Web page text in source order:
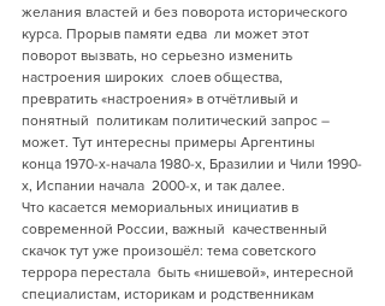
желания властей и без поворота исторического
курса. Прорыв памяти едва  ли может этот
поворот вызвать, но серьезно изменить
настроения широких  слоев общества,
превратить «настроения» в отчётливый и
понятный  политикам политический запрос –
может. Тут интересны примеры Аргентины
конца 1970-х-начала 1980-х, Бразилии и Чили 1990-
х, Испании начала  2000-х, и так далее.
Что касается мемориальных инициатив в
современной России, важный  качественный
скачок тут уже произошёл: тема советского
террора перестала  быть «нишевой», интересной
специалистам, историкам и родственникам